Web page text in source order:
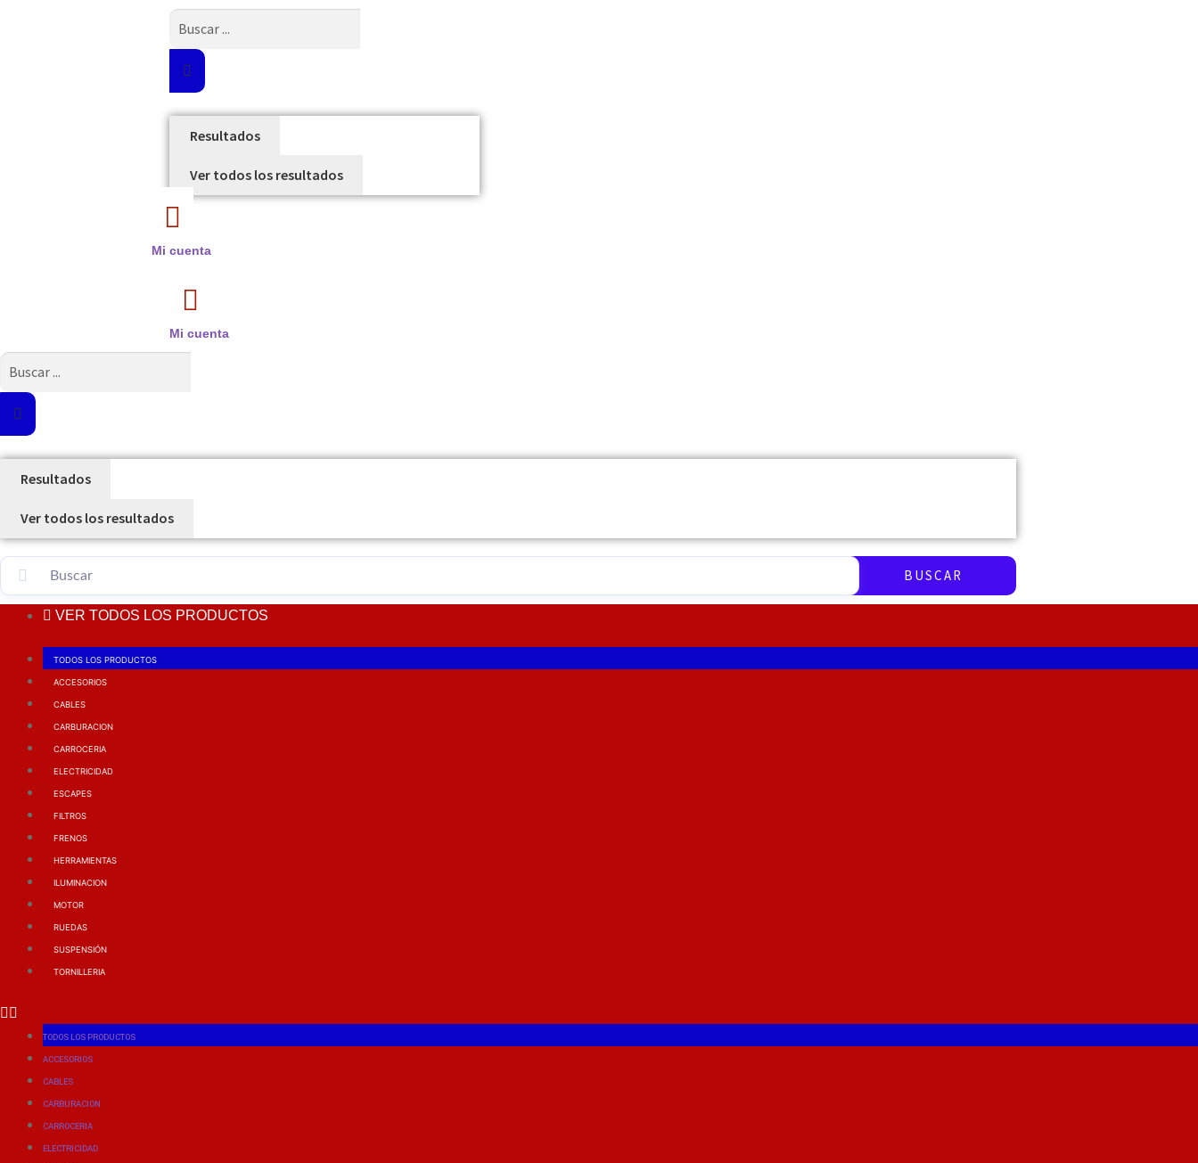
Resultados
Ver todos los resultados
Mi cuenta
Mi cuenta
Resultados
Ver todos los resultados
BUSCAR
VER TODOS LOS PRODUCTOS
TODOS LOS PRODUCTOS
ACCESORIOS
CABLES
CARBURACION
CARROCERIA
ELECTRICIDAD
ESCAPES
FILTROS
FRENOS
HERRAMIENTAS
ILUMINACION
MOTOR
RUEDAS
SUSPENSIÓN
TORNILLERIA
TODOS LOS PRODUCTOS
ACCESORIOS
CABLES
CARBURACION
CARROCERIA
ELECTRICIDAD